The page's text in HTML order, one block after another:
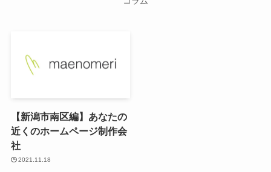
【新潟市南区編】あなたの
近くのホームページ制作会
社
2021.11.18